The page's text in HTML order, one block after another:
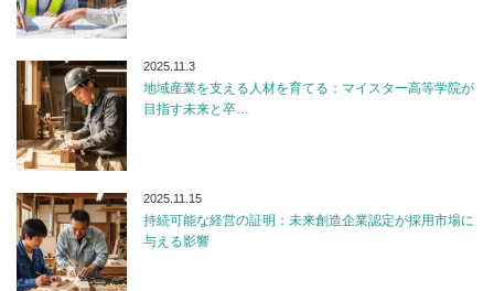
2025.11.3
地域産業を支える人材を育てる：マイスター高等学院が
目指す未来と卒…
2025.11.15
持続可能な経営の証明：未来創造企業認定が採用市場に
与える影響